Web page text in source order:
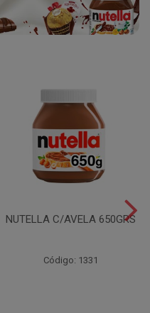
NUTELLA C/AVELA 650GRS
Código: 1331